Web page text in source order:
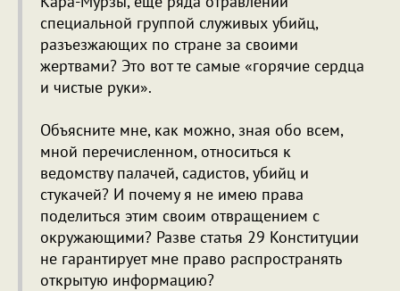
специальной группой служивых убийц,
разъезжающих по стране за своими
жертвами? Это вот те самые «горячие сердца
и чистые руки».
Объясните мне, как можно, зная обо всем,
мной перечисленном, относиться к
ведомству палачей, садистов, убийц и
стукачей? И почему я не имею права
поделиться этим своим отвращением с
окружающими? Разве статья 29 Конституции
не гарантирует мне право распространять
открытую информацию?